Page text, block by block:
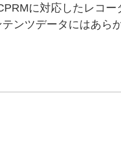
に対応したレコ
ンツデータにはあら